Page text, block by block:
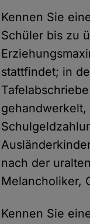
Kennen Sie
Schüler bis zu
stattfindet; in
nach der
Melancholiker,
Kennen Sie